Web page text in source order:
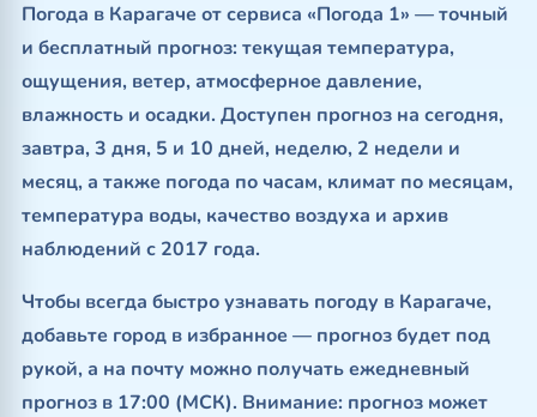
Погода в Карагаче от сервиса «Погода 1» — точный
и бесплатный прогноз: текущая температура,
ощущения, ветер, атмосферное давление,
влажность и осадки. Доступен прогноз на сегодня,
завтра, 3 дня, 5 и 10 дней, неделю, 2 недели и
месяц, а также погода по часам, климат по месяцам,
температура воды, качество воздуха и архив
наблюдений с 2017 года.
Чтобы всегда быстро узнавать погоду в Карагаче,
добавьте город в избранное — прогноз будет под
рукой, а на почту можно получать ежедневный
прогноз в 17:00 (МСК). Внимание: прогноз может